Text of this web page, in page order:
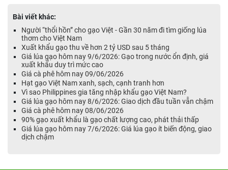
Bài viết khác:
Người “thổi hồn” cho gạo Việt - Gần 30 năm đi tìm giống lúa
thơm cho Việt Nam
Xuất khẩu gạo thu về hơn 2 tỷ USD sau 5 tháng
Giá lúa gạo hôm nay 9/6/2026: Gạo trong nước ổn định, giá
xuất khẩu duy trì mức cao
Giá cà phê hôm nay 09/06/2026
Hạt gạo Việt Nam xanh, sạch, cạnh tranh hơn
Vì sao Philippines gia tăng nhập khẩu gạo Việt Nam?
Giá lúa gạo hôm nay 8/6/2026: Giao dịch đầu tuần vẫn chậm
Giá cà phê hôm nay 08/06/2026
90% gạo xuất khẩu là gạo chất lượng cao, phát thải thấp
Giá lúa gạo hôm nay 7/6/2026: Giá lúa gạo ít biến động, giao
dịch chậm